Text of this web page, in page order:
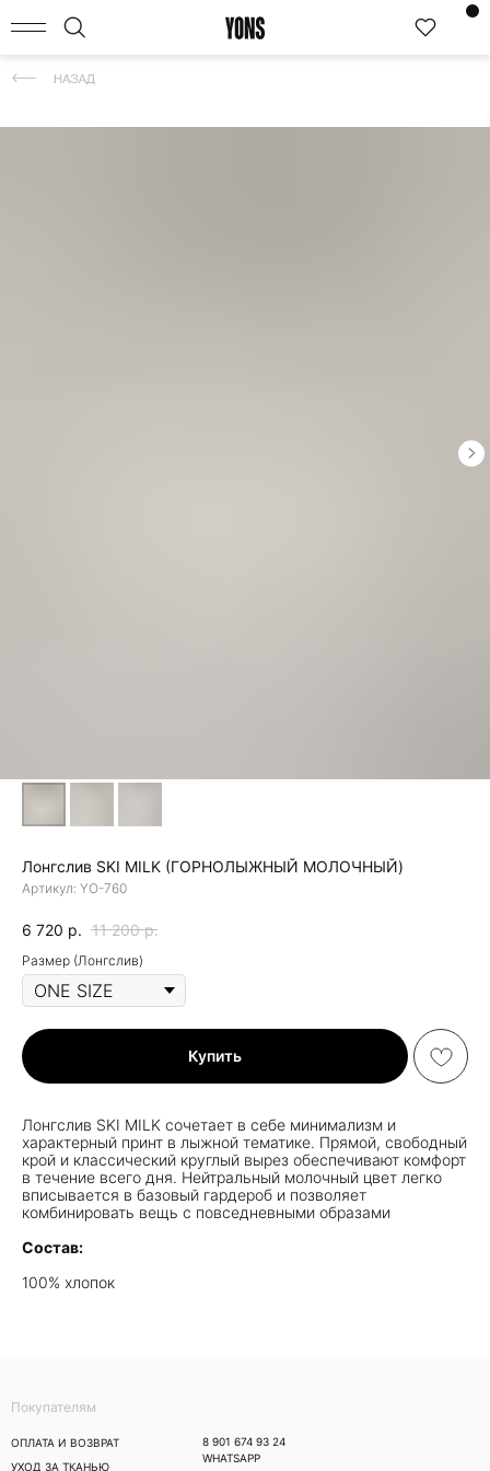
КАТАЛОГ
Лонгслив SKI MILK (ГОРНОЛЫЖНЫЙ МОЛОЧНЫЙ)
Артикул: YO-760
6 720 р. 11 200 р.
Размер (Лонгслив)
Купить
Лонгслив SKI MILK сочетает в себе минимализм и
характерный принт в лыжной тематике. Прямой, свободный
крой и классический круглый вырез обеспечивают комфорт
в течение всего дня. Нейтральный молочный цвет легко
вписывается в базовый гардероб и позволяет
комбинировать вещь с повседневными образами
Состав:
100% хлопок
8 901 674 93 24
WHATSAPP
Покупателям
ОПЛАТА И ВОЗВРАТ
УХОД ЗА ТКАНЬЮ